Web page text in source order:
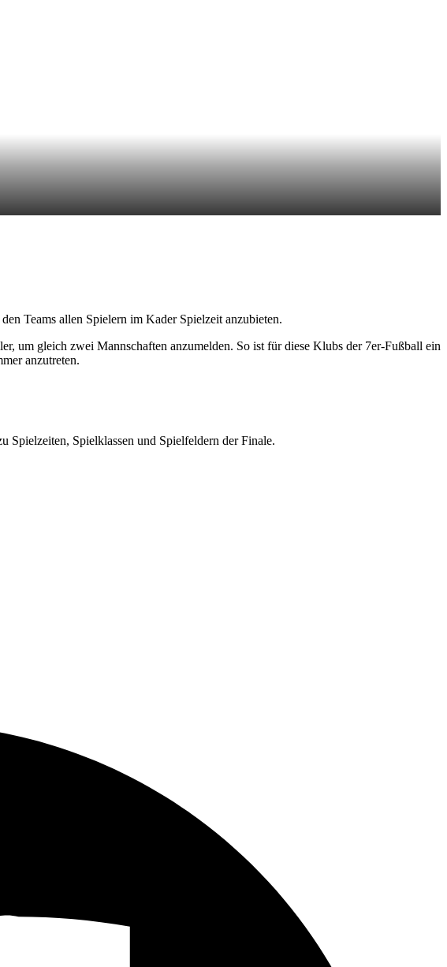
Teams allen Spielern im Kader Spielzeit anzubieten.
um gleich zwei Mannschaften anzumelden. So ist für diese Klubs der 7er-Fußball ein
anzutreten.
Spielklassen und Spielfeldern der Finale.